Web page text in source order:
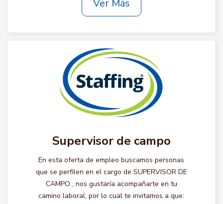
Ver Más
Supervisor de campo
En esta oferta de empleo buscamos personas
que se perfilen en el cargo de SUPERVISOR DE
CAMPO , nos gustaría acompañarte en tu
camino laboral, por lo cual te invitamos a que: